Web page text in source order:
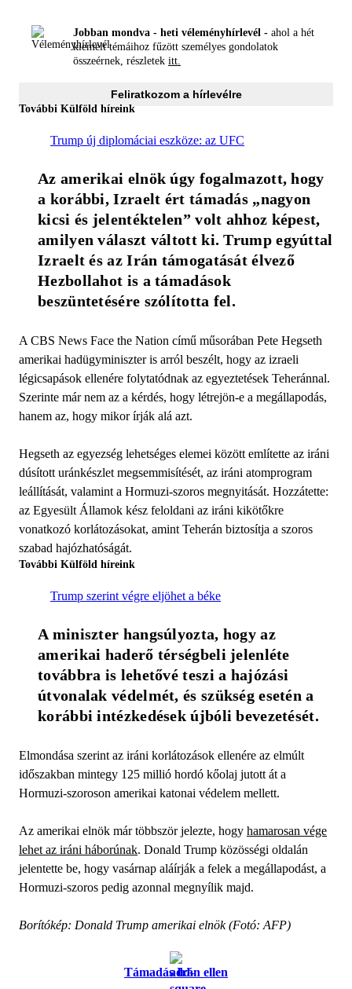
Jobban mondva - heti véleményhírlevél - ahol a hét
kiemelt témáihoz fűzött személyes gondolatok
összeérnek, részletek itt.
Feliratkozom a hírlevélre
További Külföld híreink
Trump új diplomáciai eszköze: az UFC
Az amerikai elnök úgy fogalmazott, hogy
a korábbi, Izraelt ért támadás „nagyon
kicsi és jelentéktelen” volt ahhoz képest,
amilyen választ váltott ki. Trump egyúttal
Izraelt és az Irán támogatását élvező
Hezbollahot is a támadások
beszüntetésére szólította fel.
A CBS News Face the Nation című műsorában Pete Hegseth
amerikai hadügyminiszter is arról beszélt, hogy az izraeli
légicsapások ellenére folytatódnak az egyeztetések Teheránnal.
Szerinte már nem az a kérdés, hogy létrejön-e a megállapodás,
hanem az, hogy mikor írják alá azt.
Hegseth az egyezség lehetséges elemei között említette az iráni
dúsított uránkészlet megsemmisítését, az iráni atomprogram
leállítását, valamint a Hormuzi-szoros megnyitását. Hozzátette:
az Egyesült Államok kész feloldani az iráni kikötőkre
vonatkozó korlátozásokat, amint Teherán biztosítja a szoros
szabad hajózhatóságát.
További Külföld híreink
Trump szerint végre eljöhet a béke
A miniszter hangsúlyozta, hogy az
amerikai haderő térségbeli jelenléte
továbbra is lehetővé teszi a hajózási
útvonalak védelmét, és szükség esetén a
korábbi intézkedések újbóli bevezetését.
Elmondása szerint az iráni korlátozások ellenére az elmúlt
időszakban mintegy 125 millió hordó kőolaj jutott át a
Hormuzi-szoroson amerikai katonai védelem mellett.
Az amerikai elnök már többször jelezte, hogy hamarosan vége
lehet az iráni háborúnak. Donald Trump közösségi oldalán
jelentette be, hogy vasárnap aláírják a felek a megállapodást, a
Hormuzi-szoros pedig azonnal megnyílik majd.
Borítókép: Donald Trump amerikai elnök (Fotó: AFP)
Támadás Irán ellen